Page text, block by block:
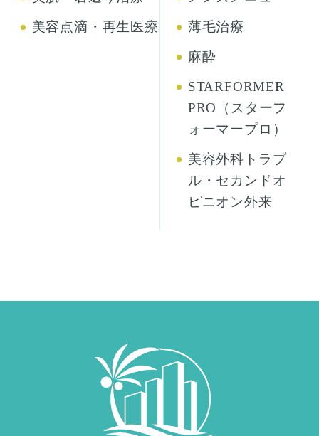
美容点滴・再生医療
薄毛治療
麻酔
STARFORMER
PRO（スターフ
ォーマープロ）
美容外科トラブ
ル・セカンドオ
ピニオン外来